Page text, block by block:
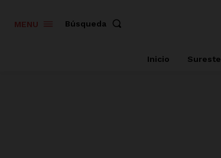
MENU Búsqueda
Inicio Sureste